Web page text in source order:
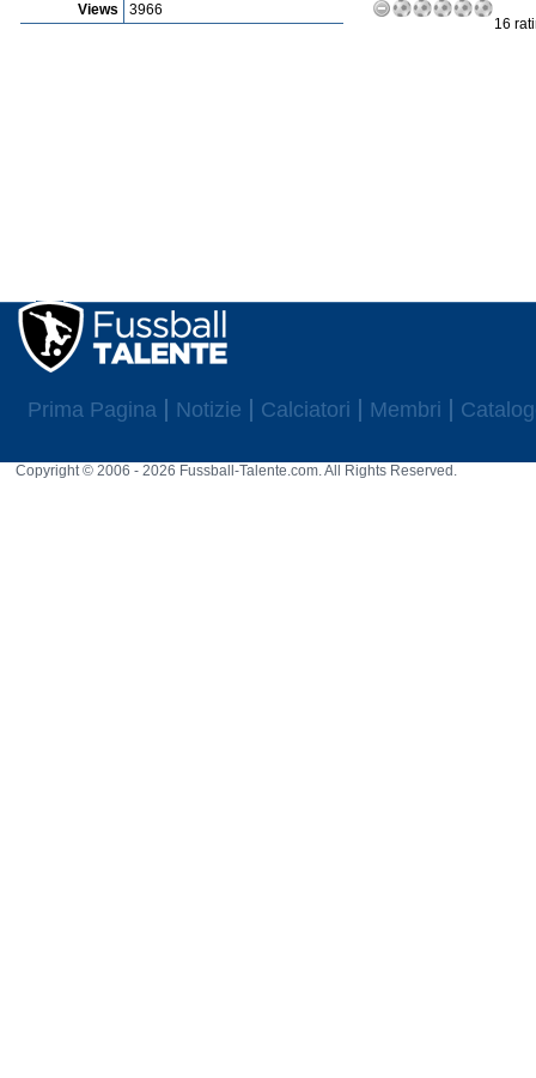
Views
3966
16
Prima Pagina Notizie Calciatori Membri
Copyright © 2006 - 2026 Fussball-Talente.com. All Rights Reserved.